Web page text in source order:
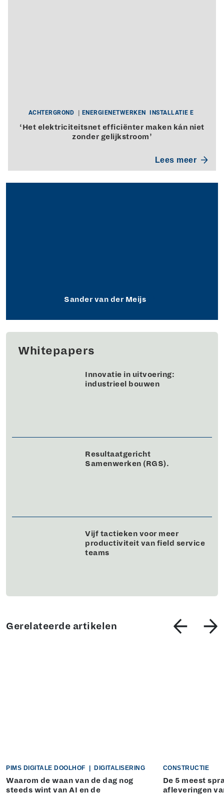
ACHTERGROND ENERGIENETWERKEN INSTALLATIE E
‘Het elektriciteitsnet efficiënter maken kán niet
zonder gelijkstroom’
Lees meer
Sander van der Meijs
Whitepapers
Innovatie in uitvoering:
industrieel bouwen
Resultaatgericht
Samenwerken (RGS).
Vijf tactieken voor meer
productiviteit van field service
teams
Gerelateerde artikelen
PIMS DIGITALE DOOLHOF DIGITALISERING
Waarom de waan van de dag nog
steeds wint van AI en de
CONSTRUCTIE
De 5 meest
afleveringen